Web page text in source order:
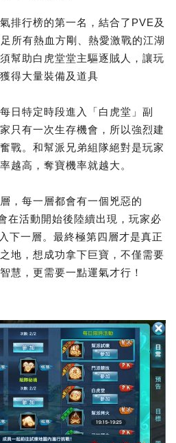
排行榜的第一名，結合了PVE及
所有熱血方剛、熱愛激戰的江湖
幫助白虎堂堂主驅逐賊人，讓玩
得大量裝備及道具
日特定時段進入「白虎堂」副
只有一次生存機會，所以強烈建
戰。和幫派兄弟組隊絕對是玩家
越高，奪寶機率就越大。
，每一層都會有一個兇惡的
在活動開始後陸續出現，玩家必
下一層。最終極第四層才是真正
地，想成功拿下巨寶，不僅需要
慧，更需要一點運氣才行！